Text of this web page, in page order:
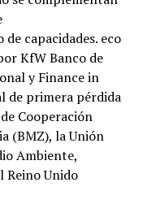
capacidades. eco
KfW Banco de
y Finance in
de primera pérdida
Cooperación
(BMZ), la Unión
Ambiente,
Reino Unido